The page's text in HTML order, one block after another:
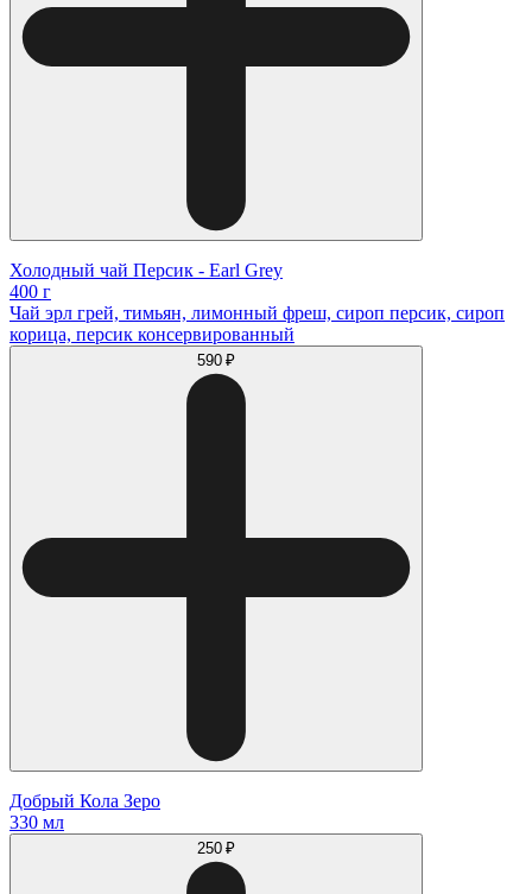
Холодный чай Персик - Earl Grey
400 г
Чай эрл грей, тимьян, лимонный фреш, сироп персик, сироп
корица, персик консервированный
590 ₽
Добрый Кола Зеро
330 мл
250 ₽